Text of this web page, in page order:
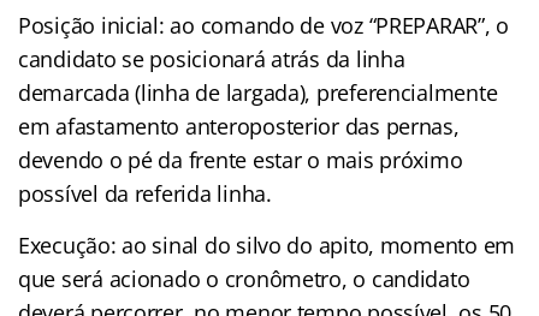
Posição inicial: ao comando de voz “PREPARAR”, o
candidato se posicionará atrás da linha
demarcada (linha de largada), preferencialmente
em afastamento anteroposterior das pernas,
devendo o pé da frente estar o mais próximo
possível da referida linha.
Execução: ao sinal do silvo do apito, momento em
que será acionado o cronômetro, o candidato